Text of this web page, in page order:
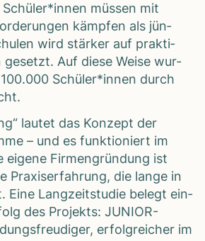
müs­sen mit
kämp­fen als jün­
wird stär­ker auf prak­ti­
gesetzt. Auf diese Weise wur­
Schüler*innen durch
lau­tet das Kon­zept der
– und es funk­tio­niert im
eigene Fir­men­grün­dung ist
Pra­xis­er­fah­rung, die lange in
Eine Lang­zeit­stu­die belegt ein­
des Pro­jekts: JUNIOR-
erfolg­rei­cher im